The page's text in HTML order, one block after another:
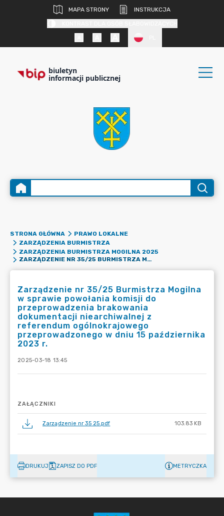
MAPA STRONY
INSTRUKCJA
biuletyn
informacji publicznej
STRONA GŁÓWNA
PRAWO LOKALNE
ZARZĄDZENIA BURMISTRZA
ZARZĄDZENIA BURMISTRZA MOGILNA 2025
ZARZĄDZENIE NR 35/25 BURMISTRZA MOGILNA W SPRAWIE POWOŁANIA KOMISJI DO PRZEPROWADZENIA BRAKOWANIA DOKUMENTACJI NIEARCHIWALNEJ Z REFERENDUM OGÓLNOKRAJOWEGO PRZEPROWADZONEGO W DNIU 15 PAŹDZIERNIKA 2023 R.
Zarządzenie nr 35/25 Burmistrza Mogilna
w sprawie powołania komisji do
przeprowadzenia brakowania
dokumentacji niearchiwalnej z
referendum ogólnokrajowego
przeprowadzonego w dniu 15 października
2023 r.
2025-03-18 13:45
ZAŁĄCZNIKI
Zarządzenie nr 35 25.pdf 103.83 KB
DRUKUJ ZAPISZ DO PDF METRYCZKA